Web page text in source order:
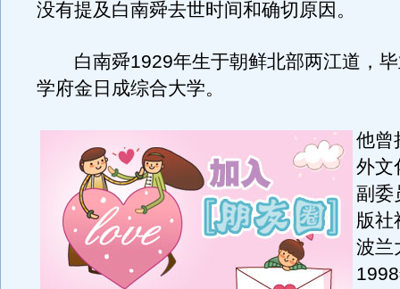
没有提及白南舜去世时间和确切原因。
白南舜1929年生于朝鲜北部两江道，毕
学府金日成综合大学。
他曾
外文
副委
版社
波兰